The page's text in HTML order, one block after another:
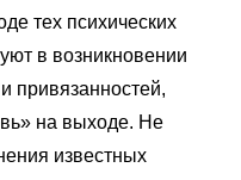
тех психических
в возникновении
привязанностей,
на выходе. Не
известных